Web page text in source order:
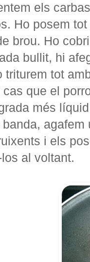
els
Ho posem
brou. Ho
bullit, hi
triturem tot
cas que el
més
banda,
i els
al voltant.